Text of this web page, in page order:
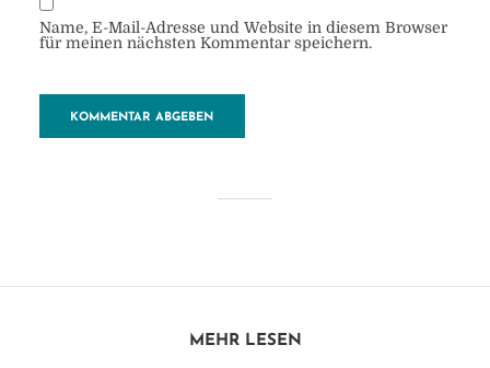
Palme
1 Minuten zu lesen
Name, E-Mail-Adresse und Website in diesem Browser
für meinen nächsten Kommentar speichern.
MEHR LESEN